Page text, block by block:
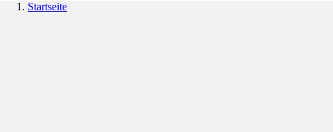
Startseite